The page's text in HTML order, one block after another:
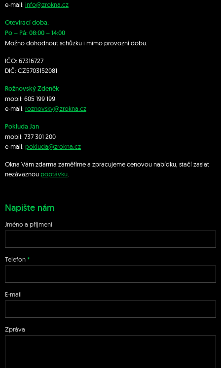
e-mail: info@zrokna.cz
Otevírací doba:
Po – Pá: 08:00 – 14:00
Možno dohodnout schůzku i mimo provozní dobu.
IČO: 67316727
DIČ: CZ5703152081
Rožnovský Zdeněk
mobil: 605 199 199
e-mail: roznovsky@zrokna.cz
Pokluda Jan
mobil: 737 301 200
e-mail: pokluda@zrokna.cz
Okna Vám zdarma zaměříme a zpracujeme cenovou nabídku, stačí zaslat
nezávaznoupoptávku
Napište nám
Jméno a příjmení
Telefon
E-mail
Zpráva